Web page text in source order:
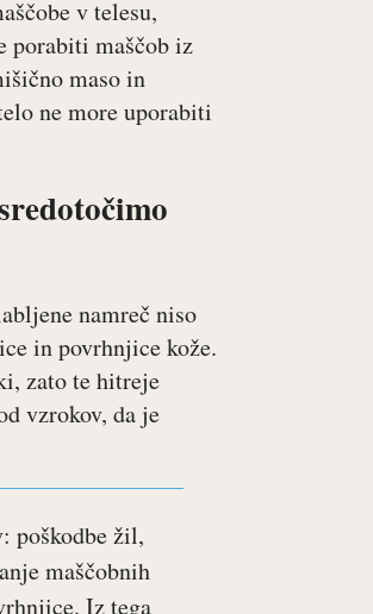
v telesu,
porabiti maščob iz
maso in
ne more uporabiti
namreč niso
in povrhnjice kože.
zato te hitreje
vzrokov, da je
poškodbe žil,
maščobnih
Iz tega